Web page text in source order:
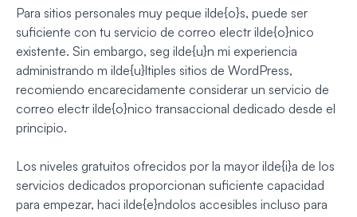
Para sitios personales muy peque ilde{o}s, puede ser
suficiente con tu servicio de correo electr ilde{o}nico
existente. Sin embargo, seg ilde{u}n mi experiencia
administrando m ilde{u}ltiples sitios de WordPress,
recomiendo encarecidamente considerar un servicio de
correo electr ilde{o}nico transaccional dedicado desde el
principio.
Los niveles gratuitos ofrecidos por la mayor ilde{i}a de los
servicios dedicados proporcionan suficiente capacidad
para empezar, haci ilde{e}ndolos accesibles incluso para